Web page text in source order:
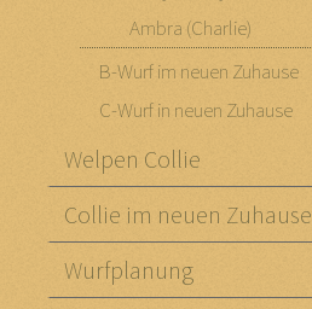
Ambra (Charlie)
B-Wurf im neuen Zuhause
C-Wurf in neuen Zuhause
Welpen Collie
Collie im neuen Zuhause
Wurfplanung